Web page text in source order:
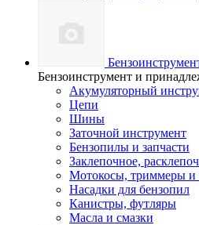
Бензоинструмент и
Акумуляторный
Цепи
Шины
Заточной инструмент
Бензопилы и запчасти
Заклепочное,
Мотокосы, триммеры и
Насадки для бензопил
Канистры, футляры
Масла и смазки